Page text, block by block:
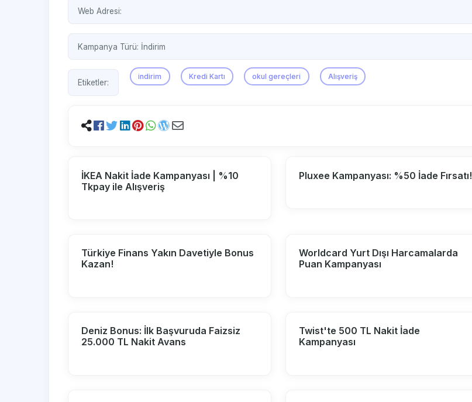
Web Adresi:
Kampanya Türü: İndirim
Etiketler:
indirim Kredi Kartı okul gereçleri Alışveriş
İKEA Nakit İade Kampanyası | %10
Tkpay ile Alışveriş
Pluxee Kampanyası: %50 İade Fırsatı!
Türkiye Finans Yakın Davetiyle Bonus
Kazan!
Worldcard Yurt Dışı Harcamalarda
Puan Kampanyası
Deniz Bonus: İlk Başvuruda Faizsiz
25.000 TL Nakit Avans
Twist'te 500 TL Nakit İade
Kampanyası